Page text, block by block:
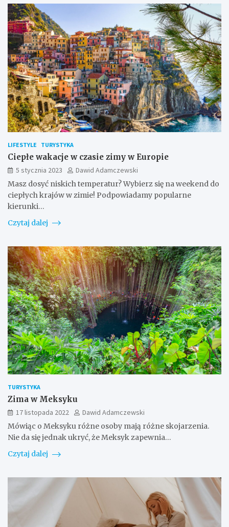
LIFESTYLE TURYSTYKA
Ciepłe wakacje w czasie zimy w Europie
5 stycznia 2023
Dawid Adamczewski
Masz dosyć niskich temperatur? Wybierz się na weekend do
ciepłych krajów w zimie! Podpowiadamy popularne
kierunki…
Czytaj dalej
TURYSTYKA
Zima w Meksyku
17 listopada 2022
Dawid Adamczewski
Mówiąc o Meksyku różne osoby mają różne skojarzenia.
Nie da się jednak ukryć, że Meksyk zapewnia…
Czytaj dalej